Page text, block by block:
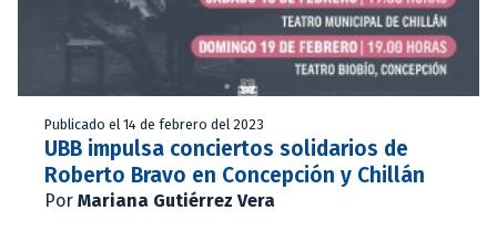
Publicado el 14 de febrero del 2023
UBB impulsa conciertos solidarios de
Roberto Bravo en Concepción y Chillán
Por Mariana Gutiérrez Vera